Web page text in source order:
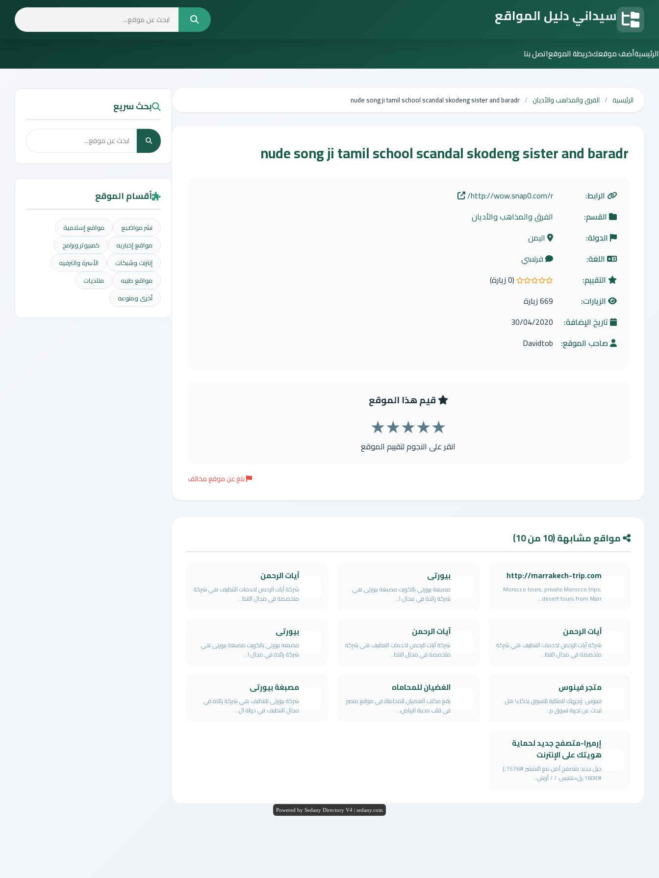
سيداني دليل المواقع
الرئيسيةأضف موقعكخريطة الموقعاتصل بنا
الرئيسية الفرق والمذاهب والأديان nude song ji tamil school scandal skodeng sister and baradr
nude song ji tamil school scandal skodeng sister and baradr
الرابط:
http://wow.snap0.com/r/
القسم:
الفرق والمذاهب والأديان
الدولة:
اليمن
اللغة:
فرنسي
التقييم:
0.0 من 5 نجوم
(0 زيارة)
الزيارات:
669 زيارة
تاريخ الإضافة:
30/04/2020
صاحب الموقع: Davidtob
قيم هذا الموقع
★
★
★
★
★
انقر على النجوم لتقييم الموقع
بلغ عن موقع مخالف
مواقع مشابهة (10 من 10)
http://marrakech-trip.com
Morocco tours, private Morocco trips,
desert tours from Marr...
بيورتى
مصبغة بيورتى بالكويت مصبغة بيورتى هي
شركة رائدة في مجال ا...
آيات الرحمن
شركة آيات الرحمن لخدمات التنظيف هي شركة
متخصصة في مجال التنظ...
آيات الرحمن
شركة آيات الرحمن لخدمات التنظيف هي شركة
متخصصة في مجال التنظ...
آيات الرحمن
شركة آيات الرحمن لخدمات التنظيف هي شركة
متخصصة في مجال التنظ...
بيورتى
مصبغة بيورتى بالكويت مصبغة بيورتى هي
شركة رائدة في مجال ا...
متجر فينوس
فينوس: وجهتك المثالية للتسوق بذكاء! هل
تبحث عن تجربة تسوق م...
الغضيان للمحاماه
يقع مكتب الغضيان للمحاماة في موقع متميز
في قلب مدينة الرياض،...
مصبغة بيورتى
شركة بيورتى للتنظيف هي شركة رائدة في
مجال التنظيف في دولة ال...
إرميرا-متصفح جديد لحماية
هويتك على الإنترنت
جيل جديد متصفح آمن مع التشفير #1576;]
#1608;رل=هتبس: / / أوش...
بحث سريع
أقسام الموقع
نشر مواضيع
مواقع إسلامية
مواقع إخباريه
كمبيوتر وبرامج
إنترنت وشبكات
الأسرة والترفيه
مواقع طبيه
منتديات
أخرى ومنوعه
Powered by Sedany Directory V4 | sedany.com